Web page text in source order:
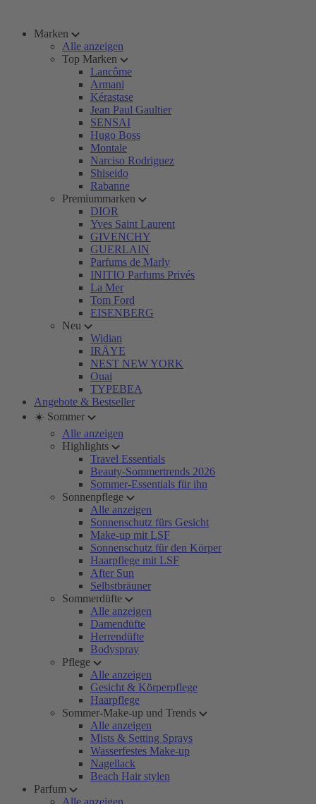
Marken
Alle anzeigen
Top Marken
Lancôme
Armani
Kérastase
Jean Paul Gaultier
SENSAI
Hugo Boss
Montale
Narciso Rodriguez
Shiseido
Rabanne
Premiummarken
DIOR
Yves Saint Laurent
GIVENCHY
GUERLAIN
Parfums de Marly
INITIO Parfums Privés
La Mer
Tom Ford
EISENBERG
Neu
Widian
IRÄYE
NEST NEW YORK
Ouai
TYPEBEA
Angebote & Bestseller
☀️ Sommer
Alle anzeigen
Highlights
Travel Essentials
Beauty-Sommertrends 2026
Sommer-Essentials für ihn
Sonnenpflege
Alle anzeigen
Sonnenschutz fürs Gesicht
Make-up mit LSF
Sonnenschutz für den Körper
Haarpflege mit LSF
After Sun
Selbstbräuner
Sommerdüfte
Alle anzeigen
Damendüfte
Herrendüfte
Bodyspray
Pflege
Alle anzeigen
Gesicht & Körperpflege
Haarpflege
Sommer-Make-up und Trends
Alle anzeigen
Mists & Setting Sprays
Wasserfestes Make-up
Nagellack
Beach Hair stylen
Parfum
Alle anzeigen